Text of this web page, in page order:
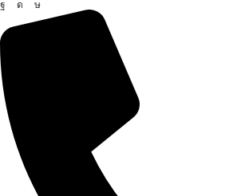
Facebook
Instagram
Tik-
tok